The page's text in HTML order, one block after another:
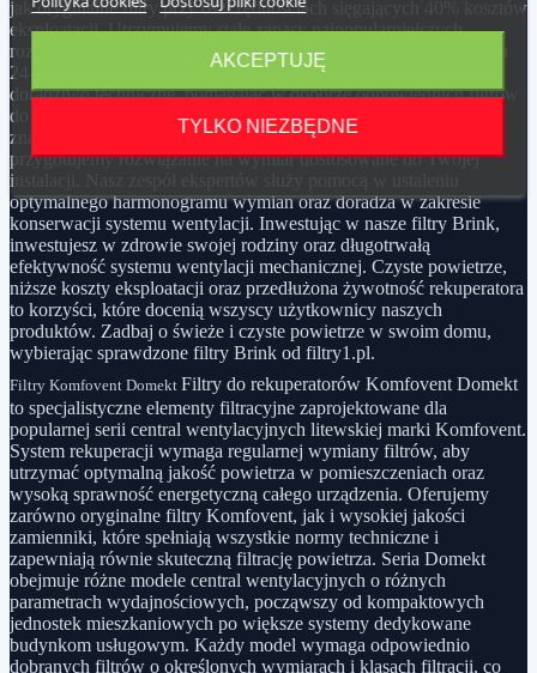
jak oryginalne filtry przy oszczędnościach sięgających 40% kosztów
eksploatacji. Utrzymujemy stałe zapasy najpopularniejszych
rozmiarów, gwarantując ekspresową realizację zamówień w ciągu
24-48 godzin na terenie całej Polski. Oferujemy kompleksowe
doradztwo techniczne, pomagając w doborze odpowiednich filtrów
do konkretnego modelu rekuperatora Brink. Jeśli nie możesz
znaleźć odpowiedniego filtra w naszej standardowej ofercie,
przygotujemy rozwiązanie na wymiar dostosowane do Twojej
instalacji. Nasz zespół ekspertów służy pomocą w ustaleniu
optymalnego harmonogramu wymian oraz doradza w zakresie
konserwacji systemu wentylacji. Inwestując w nasze filtry Brink,
inwestujesz w zdrowie swojej rodziny oraz długotrwałą
efektywność systemu wentylacji mechanicznej. Czyste powietrze,
niższe koszty eksploatacji oraz przedłużona żywotność rekuperatora
to korzyści, które docenią wszyscy użytkownicy naszych
produktów. Zadbaj o świeże i czyste powietrze w swoim domu,
wybierając sprawdzone filtry Brink od filtry1.pl.
Filtry Komfovent Domekt Filtry do rekuperatorów Komfovent Domekt
to specjalistyczne elementy filtracyjne zaprojektowane dla
popularnej serii central wentylacyjnych litewskiej marki Komfovent.
System rekuperacji wymaga regularnej wymiany filtrów, aby
utrzymać optymalną jakość powietrza w pomieszczeniach oraz
wysoką sprawność energetyczną całego urządzenia. Oferujemy
zarówno oryginalne filtry Komfovent, jak i wysokiej jakości
zamienniki, które spełniają wszystkie normy techniczne i
zapewniają równie skuteczną filtrację powietrza. Seria Domekt
obejmuje różne modele central wentylacyjnych o różnych
parametrach wydajnościowych, począwszy od kompaktowych
jednostek mieszkaniowych po większe systemy dedykowane
budynkom usługowym. Każdy model wymaga odpowiednio
dobranych filtrów o określonych wymiarach i klasach filtracji, co
TYLKO NIEZBĘDNE
AKCEPTUJĘ